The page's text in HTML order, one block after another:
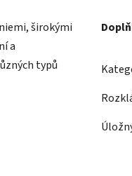
širokými
a
typů